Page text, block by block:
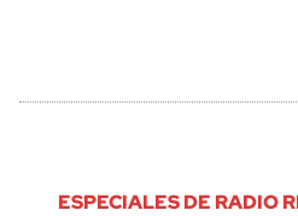
ESPECIALES DE RADIO